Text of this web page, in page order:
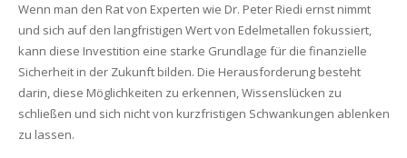
Wenn man den Rat von Experten wie Dr. Peter Riedi ernst nimmt
und sich auf den langfristigen Wert von Edelmetallen fokussiert,
kann diese Investition eine starke Grundlage für die finanzielle
Sicherheit in der Zukunft bilden. Die Herausforderung besteht
darin, diese Möglichkeiten zu erkennen, Wissenslücken zu
schließen und sich nicht von kurzfristigen Schwankungen ablenken
zu lassen.